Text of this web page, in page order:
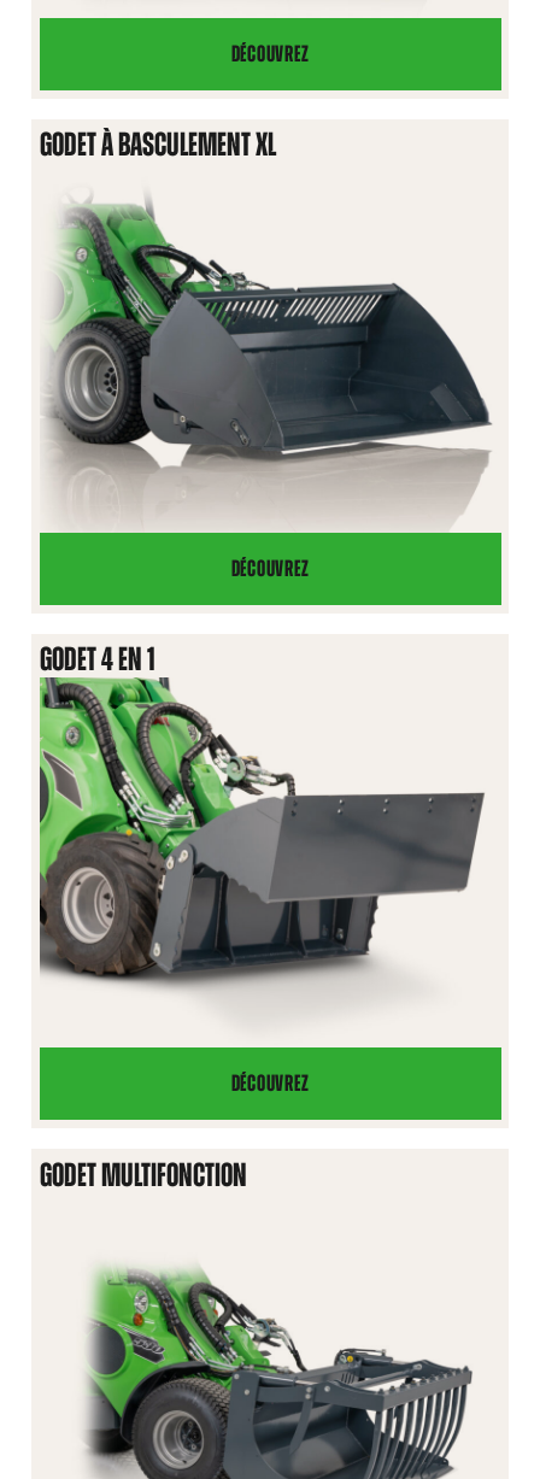
DÉCOUVREZ
GODET
À
BASCULEMENT
GODET À BASCULEMENT XL
DÉCOUVREZ
GODET
À
GODET 4 EN 1
DÉCOUVREZ
GODET
4
GODET MULTIFONCTION